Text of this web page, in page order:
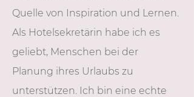
Quelle von Inspiration und Lernen.
Als Hotelsekretärin habe ich es
geliebt, Menschen bei der
Planung ihres Urlaubs zu
unterstützen. Ich bin eine echte